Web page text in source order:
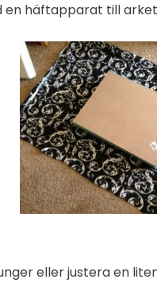
en häftapparat till
eller justera en